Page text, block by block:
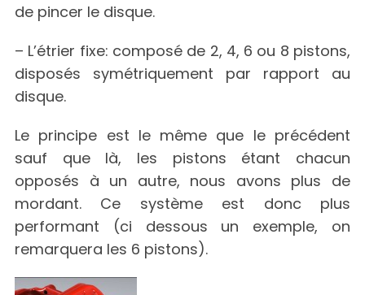
de pincer le disque.
– L’étrier fixe: composé de 2, 4, 6 ou 8 pistons,
disposés symétriquement par rapport au
disque.
Le principe est le même que le précédent
sauf que là, les pistons étant chacun
opposés à un autre, nous avons plus de
mordant. Ce système est donc plus
performant (ci dessous un exemple, on
remarquera les 6 pistons).